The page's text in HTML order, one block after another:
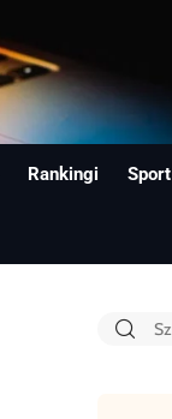
Rankingi Sport